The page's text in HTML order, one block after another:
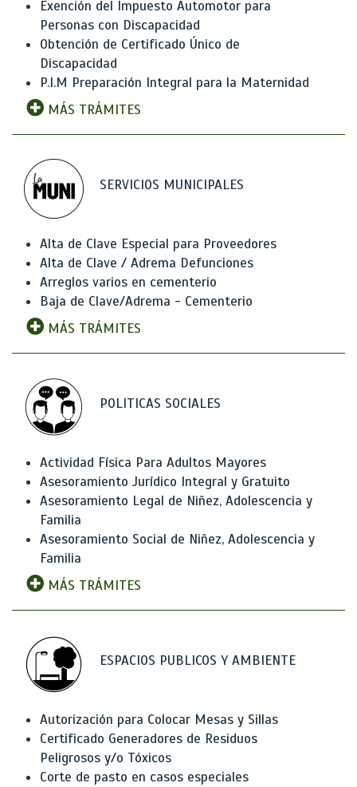
Exención del Impuesto Automotor para
Personas con Discapacidad
Obtención de Certificado Único de
Discapacidad
P.I.M Preparación Integral para la Maternidad
MÁS TRÁMITES
SERVICIOS MUNICIPALES
Alta de Clave Especial para Proveedores
Alta de Clave / Adrema Defunciones
Arreglos varios en cementerio
Baja de Clave/Adrema - Cementerio
MÁS TRÁMITES
POLITICAS SOCIALES
Actividad Física Para Adultos Mayores
Asesoramiento Jurídico Integral y Gratuito
Asesoramiento Legal de Niñez, Adolescencia y
Familia
Asesoramiento Social de Niñez, Adolescencia y
Familia
MÁS TRÁMITES
ESPACIOS PUBLICOS Y AMBIENTE
Autorización para Colocar Mesas y Sillas
Certificado Generadores de Residuos
Peligrosos y/o Tóxicos
Corte de pasto en casos especiales